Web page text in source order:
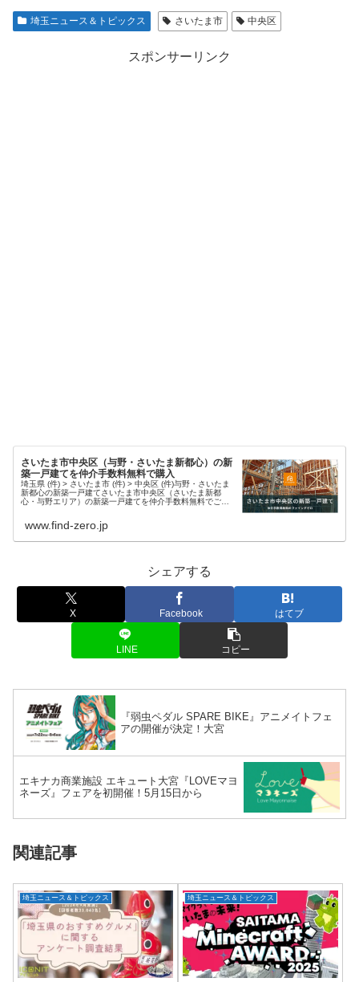
埼玉ニュース＆トピックス さいたま市 中央区
スポンサーリンク
さいたま市中央区（与野・さいたま新都心）の新
築一戸建てを仲介手数料無料で購入
埼玉県 (件) > さいたま市 (件) > 中央区 (件)与野・さいたま
新都心の新築一戸建てさいたま市中央区（さいたま新都
心・与野エリア）の新築一戸建てを仲介手数料無料でご紹
www.find-zero.jp
シェアする
X Facebook はてブ
LINE コピー
『弱虫ペダル SPARE BIKE』アニメイトフェ
アの開催が決定！大宮
エキナカ商業施設 エキュート大宮『LOVEマヨ
ネーズ』フェアを初開催！5月15日から
関連記事
埼玉ニュース＆トピックス 埼玉ニュース＆トピックス